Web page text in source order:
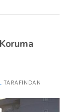
TARAFINDAN